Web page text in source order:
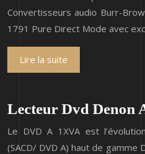
Convertisseurs audio Burr-
1791 Pure Direct Mode avec
Lire la suite
Lecteur Dvd Denon
Le DVD A 1XVA est
(SACD/ DVD A) haut de gamme